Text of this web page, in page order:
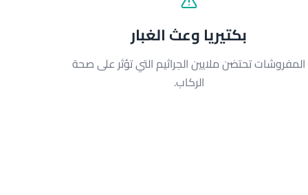
بكتيريا وعث الغبار
المفروشات تحتضن ملايين الجراثيم التي تؤثر على صحة
الركاب.